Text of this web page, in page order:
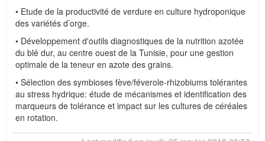
• Etude de la productivité de verdure en culture hydroponique
des variétés d’orge.
• Développement d'outils diagnostiques de la nutrition azotée
du blé dur, au centre ouest de la Tunisie, pour une gestion
optimale de la teneur en azote des grains.
• Sélection des symbioses fève/féverole-rhizobiums tolérantes
au stress hydrique: étude de mécanismes et identification des
marqueurs de tolérance et impact sur les cultures de céréales
en rotation.